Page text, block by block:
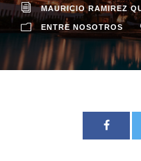
MAURICIO RAMIREZ
ENTRE NOSOTROS